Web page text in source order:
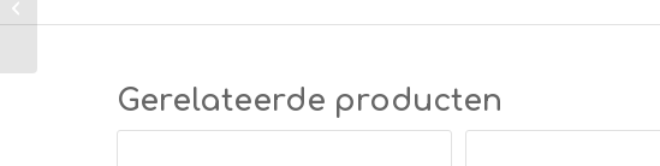
Gerelateerde producten
kabel connectie box